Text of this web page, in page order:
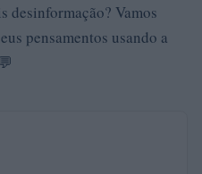
desinformação? Vamos
pensamentos usando a